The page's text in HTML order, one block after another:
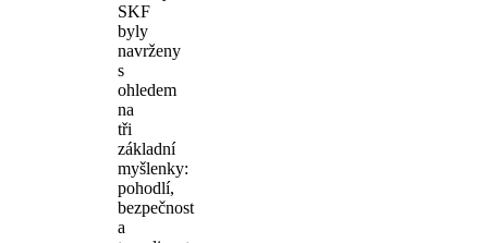
SKF
byly
navrženy
s
ohledem
na
tři
základní
myšlenky:
pohodlí,
bezpečnost
a